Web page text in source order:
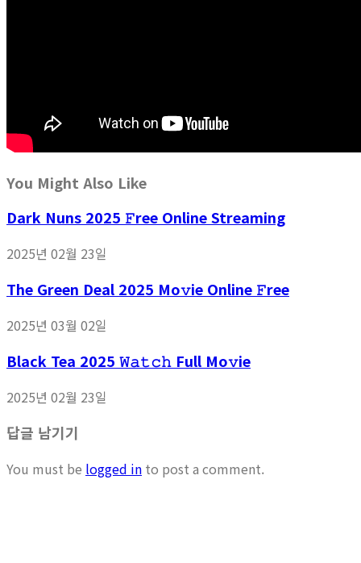
You Might Also Like
Dark Nuns 2025 𝙵ree Online Streaming
2025년 02월 23일
The Green Deal 2025 Mo𝚟ie Online 𝙵ree
2025년 03월 02일
Black Tea 2025 𝚆𝚊𝚝𝚌𝚑 Full Mo𝚟ie
2025년 02월 23일
답글 남기기
You must be logged in to post a comment.